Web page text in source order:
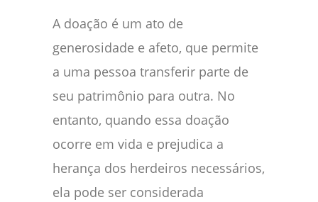
A doação é um ato de
generosidade e afeto, que permite
a uma pessoa transferir parte de
seu patrimônio para outra. No
entanto, quando essa doação
ocorre em vida e prejudica a
herança dos herdeiros necessários,
ela pode ser considerada